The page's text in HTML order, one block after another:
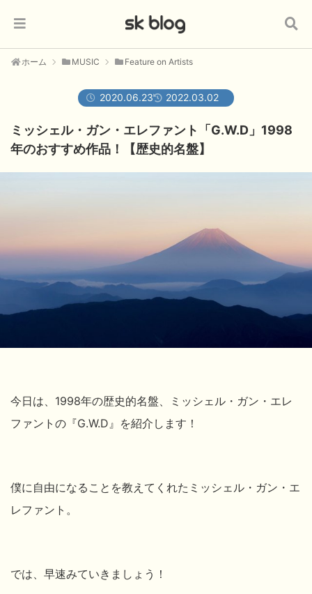
ホーム MUSIC Feature on Artists
2020.06.23 2022.03.02
ミッシェル・ガン・エレファント「G.W.D」1998
年のおすすめ作品！【歴史的名盤】
今日は、1998年の歴史的名盤、ミッシェル・ガン・エレ
ファントの『G.W.D』を紹介します！
僕に自由になることを教えてくれたミッシェル・ガン・エ
レファント。
では、早速みていきましょう！